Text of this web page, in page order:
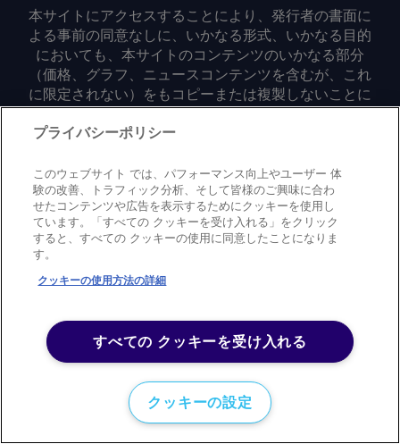
本サイトにアクセスすることにより、発行者の書面に
よる事前の同意なしに、いかなる形式、いかなる目的
においても、本サイトのコンテンツのいかなる部分
（価格、グラフ、ニュースコンテンツを含むが、これ
に限定されない）をもコピーまたは複製しないことに
同意するものとする。
© 2026 アーガス・メディア・グループ
Privacy policy TrademarkCopyright policyTerms of use
Modern slavery statementCareersContact usSupport
プライバシーポリシー
このウェブサイト では、パフォーマンス向上やユーザー 体
験の改善、トラフィック分析、そして皆様のご興味に合わ
せたコンテンツや広告を表示するためにクッキーを使用し
ています。「すべての クッキーを受け入れる」をクリック
すると、すべての クッキーの使用に同意したことになりま
す。
クッキーの使用方法の詳細
すべての クッキーを受け入れる
クッキーの設定